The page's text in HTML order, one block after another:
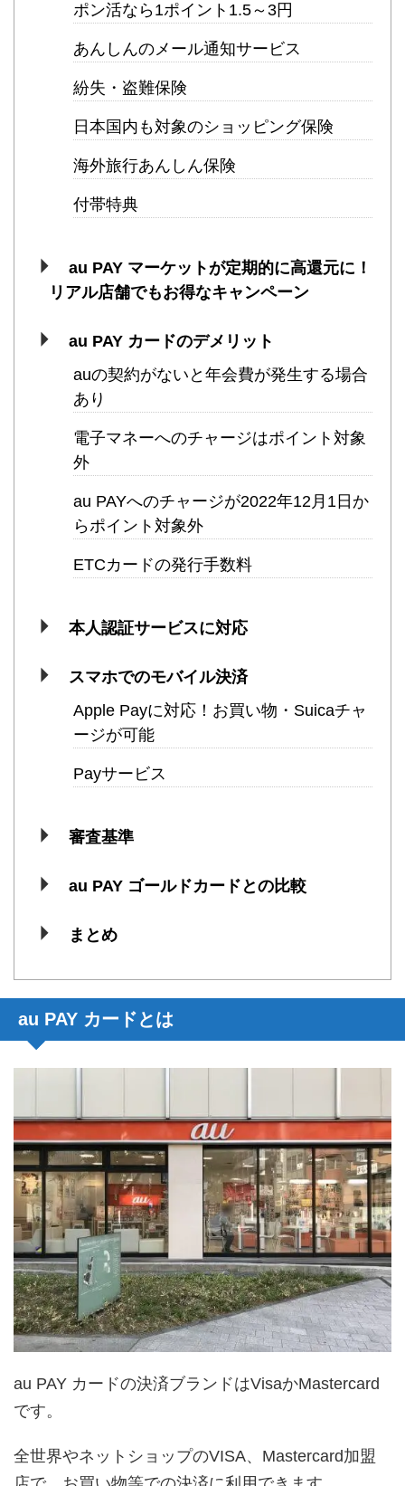
ポン活なら1ポイント1.5～3円
あんしんのメール通知サービス
紛失・盗難保険
日本国内も対象のショッピング保険
海外旅行あんしん保険
付帯特典
au PAY マーケットが定期的に高還元に！
リアル店舗でもお得なキャンペーン
au PAY カードのデメリット
auの契約がないと年会費が発生する場合
あり
電子マネーへのチャージはポイント対象
外
au PAYへのチャージが2022年12月1日か
らポイント対象外
ETCカードの発行手数料
本人認証サービスに対応
スマホでのモバイル決済
Apple Payに対応！お買い物・Suicaチャ
ージが可能
Payサービス
審査基準
au PAY ゴールドカードとの比較
まとめ
au PAY カードとは
au PAY カードの決済ブランドはVisaかMastercard
です。
全世界やネットショップのVISA、Mastercard加盟